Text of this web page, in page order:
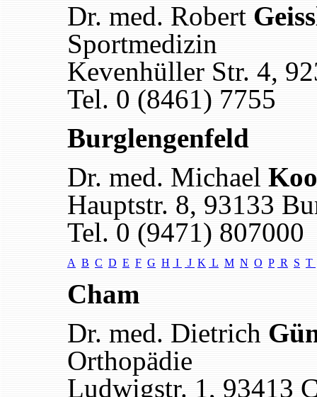
Dr. med. Robert
Sportmedizin
Kevenhüller Str. 4,
Tel. 0 (8461) 7755
Burglengenfeld
Dr. med. Michael
Hauptstr. 8, 93133
Tel. 0 (9471) 807000
A B C D E F G H I J K L M N O P R S T
Cham
Dr. med. Dietrich
Orthopädie
Ludwigstr. 1, 93413